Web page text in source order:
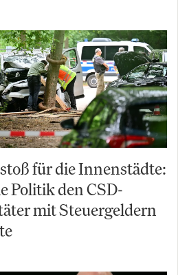
für die Innenstädte:
Politik den CSD-
mit Steuergeldern